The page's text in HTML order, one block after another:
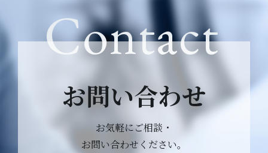
Contact
お問い合わせ
お気軽にご相談・
お問い合わせください。